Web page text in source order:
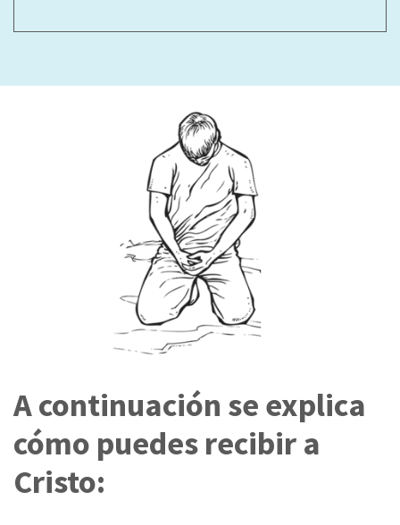
A continuación se explica
cómo puedes recibir a
Cristo: